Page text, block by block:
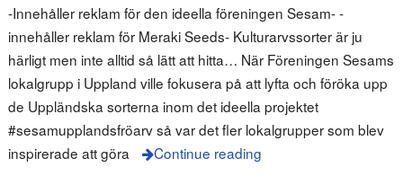
-Innehåller reklam för den ideella föreningen Sesam- -
innehåller reklam för Meraki Seeds- Kulturarvssorter är ju
härligt men inte alltid så lätt att hitta… När Föreningen Sesams
lokalgrupp i Uppland ville fokusera på att lyfta och föröka upp
de Uppländska sorterna inom det ideella projektet
#sesamupplandsfröarv så var det fler lokalgrupper som blev
inspirerade att göra
Continue reading